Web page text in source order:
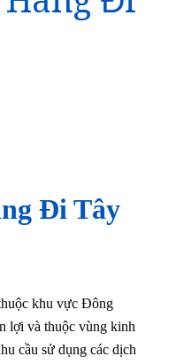
Đi Tây
khu vực Đông
lợi và thuộc vùng kinh
cầu sử dụng các dịch